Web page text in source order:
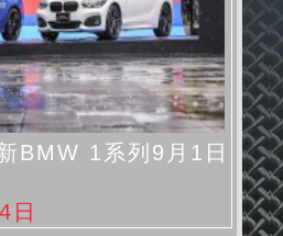
BMW 1系列9月1日
日